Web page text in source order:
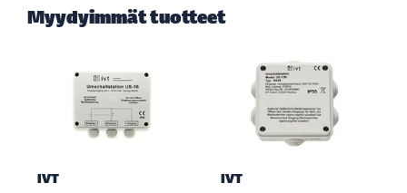
Myydyimmät tuotteet
IVT IVT